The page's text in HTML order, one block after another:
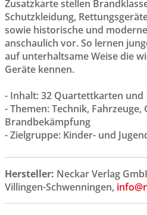
Zusatzkarte stellen
Schutzkleidung,
sowie historische und
anschaulich vor. So lernen
auf unterhaltsame Weise die
Geräte kennen.
- Inhalt: 32 Quartettkarten und
- Themen: Technik, Fahrzeuge,
Brandbekämpfung
- Zielgruppe: Kinder- und
Hersteller: Neckar Verlag
Villingen-Schwenningen,